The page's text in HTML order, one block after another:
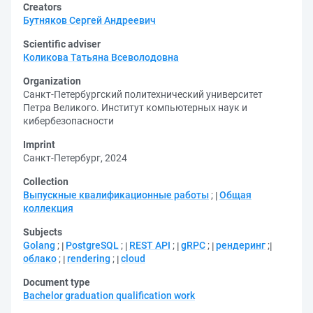
Creators
Бутняков Сергей Андреевич
Scientific adviser
Коликова Татьяна Всеволодовна
Organization
Санкт-Петербургский политехнический университет
Петра Великого. Институт компьютерных наук и
кибербезопасности
Imprint
Санкт-Петербург, 2024
Collection
Выпускные квалификационные работы ; Общая
коллекция
Subjects
Golang ; PostgreSQL ; REST API ; gRPC ; рендеринг ;
облако ; rendering ; cloud
Document type
Bachelor graduation qualification work